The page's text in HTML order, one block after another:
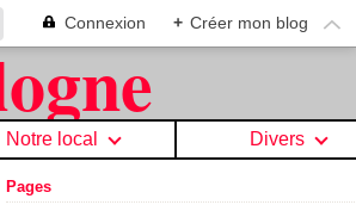
Connexion + Créer mon blog
Notre local Divers
Pages